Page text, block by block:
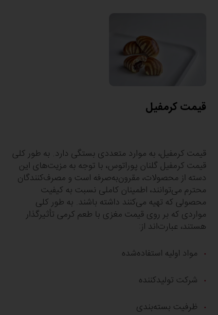
قیمت کرمفیل
قیمت کرمفیل، به موارد متعددی بستگی دارد. به طور کلی
قیمت کرمفیل گلنان پوراتوس، با توجه به مزیت‌های این
دسته از محصولات، مقرون‌به‌صرفه است و مصرف‌کنندگان
محترم می‌توانند، اطمینان کاملی نسبت به کیفیت
محصولی که تهیه می‌کنند داشته باشند. به طور کلی
مواردی که بر روی قیمت مغزی با طعم کرمی تأثیرگذار
هستند، عبارت‌اند از:
مواد اولیه استفاده‌شده
شرکت تولیدکننده
ظرفیت بسته‌بندی